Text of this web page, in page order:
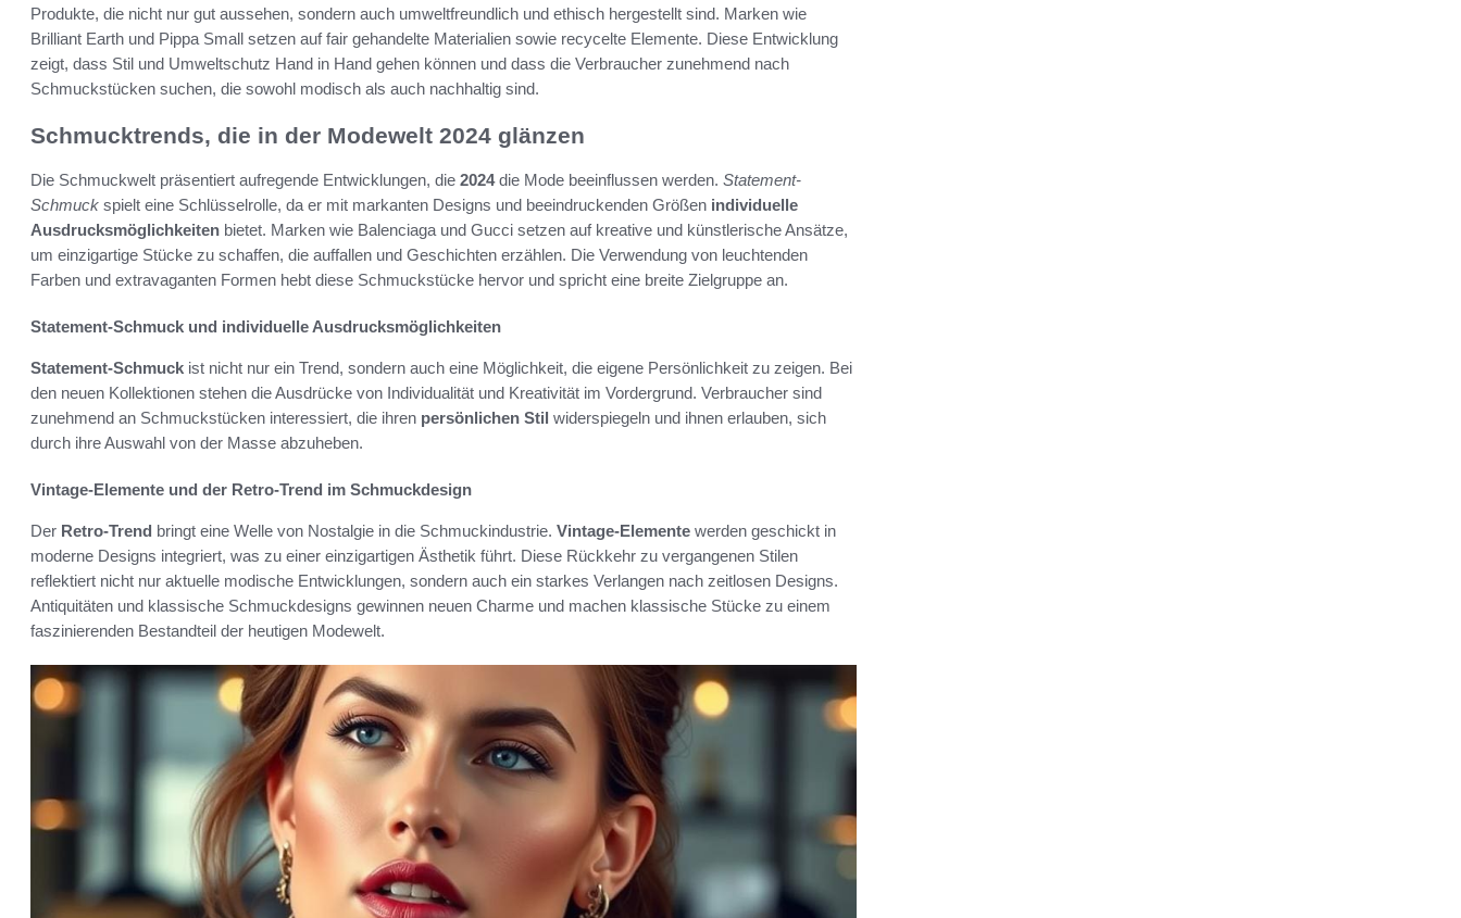
Produkte, die nicht nur gut aussehen, sondern auch umweltfreundlich und ethisch hergestellt sind. Marken wie
Brilliant Earth und Pippa Small setzen auf fair gehandelte Materialien sowie recycelte Elemente. Diese Entwicklung
zeigt, dass Stil und Umweltschutz Hand in Hand gehen können und dass die Verbraucher zunehmend nach
Schmuckstücken suchen, die sowohl modisch als auch nachhaltig sind.
Schmucktrends, die in der Modewelt 2024 glänzen
Die Schmuckwelt präsentiert aufregende Entwicklungen, die 2024die Mode beeinflussen werden. Statement-
Schmuck spielt eine Schlüsselrolle, da er mit markanten Designs und beeindruckenden Größen individuelle
Ausdrucksmöglichkeiten bietet. Marken wie Balenciaga und Gucci setzen auf kreative und künstlerische Ansätze,
um einzigartige Stücke zu schaffen, die auffallen und Geschichten erzählen. Die Verwendung von leuchtenden
Farben und extravaganten Formen hebt diese Schmuckstücke hervor und spricht eine breite Zielgruppe an.
Statement-Schmuck und individuelle Ausdrucksmöglichkeiten
Statement-Schmuck ist nicht nur ein Trend, sondern auch eine Möglichkeit, die eigene Persönlichkeit zu zeigen. Bei
den neuen Kollektionen stehen die Ausdrücke von Individualität und Kreativität im Vordergrund. Verbraucher sind
zunehmend an Schmuckstücken interessiert, die ihren persönlichen Stil widerspiegeln und ihnen erlauben, sich
durch ihre Auswahl von der Masse abzuheben.
Vintage-Elemente und der Retro-Trend im Schmuckdesign
Der Retro-Trend bringt eine Welle von Nostalgie in die Schmuckindustrie. Vintage-Elemente werden geschickt in
moderne Designs integriert, was zu einer einzigartigen Ästhetik führt. Diese Rückkehr zu vergangenen Stilen
reflektiert nicht nur aktuelle modische Entwicklungen, sondern auch ein starkes Verlangen nach zeitlosen Designs.
Antiquitäten und klassische Schmuckdesigns gewinnen neuen Charme und machen klassische Stücke zu einem
faszinierenden Bestandteil der heutigen Modewelt.